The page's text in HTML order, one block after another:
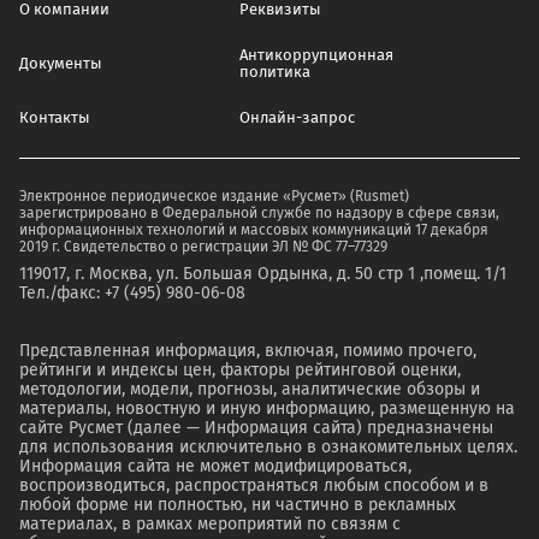
О компании Реквизиты
Документы
Антикоррупционная
политика
Контакты Онлайн-запрос
Электронное периодическое издание «Русмет» (Rusmet)
зарегистрировано в Федеральной службе по надзору в сфере связи,
информационных технологий и массовых коммуникаций 17 декабря
2019 г. Свидетельство о регистрации ЭЛ № ФС 77–77329
119017, г. Москва, ул. Большая Ордынка, д. 50 стр 1 ,помещ. 1/1
Тел./факс: +7 (495) 980-06-08
Представленная информация, включая, помимо прочего,
рейтинги и индексы цен, факторы рейтинговой оценки,
методологии, модели, прогнозы, аналитические обзоры и
материалы, новостную и иную информацию, размещенную на
сайте Русмет (далее — Информация сайта) предназначены
для использования исключительно в ознакомительных целях.
Информация сайта не может модифицироваться,
воспроизводиться, распространяться любым способом и в
любой форме ни полностью, ни частично в рекламных
материалах, в рамках мероприятий по связям с